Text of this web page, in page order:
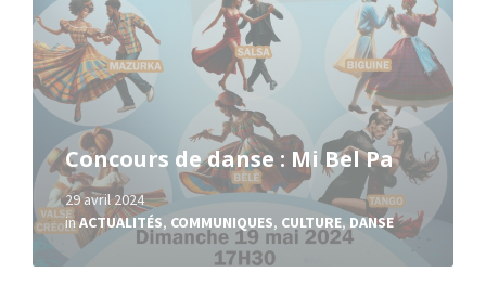
Concours de danse : Mi Bel Pa
29 avril 2024
inACTUALITÉS, COMMUNIQUES, CULTURE, DANSE